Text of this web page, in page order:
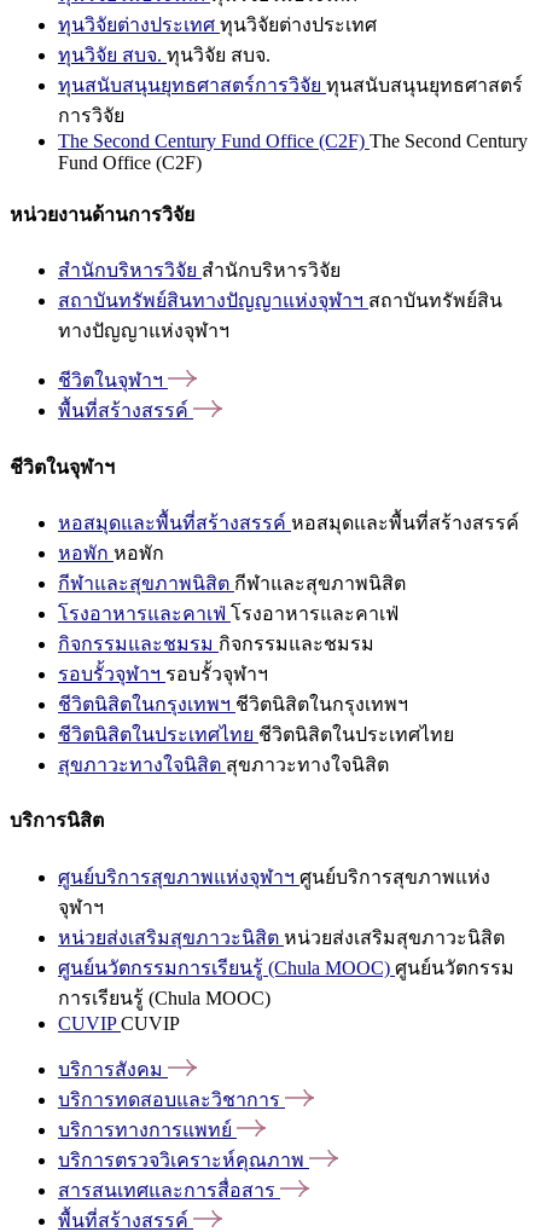
ทุนวิจัยต่างประเทศ ทุนวิจัยต่างประเทศ
ทุนวิจัย สบจ. ทุนวิจัย สบจ.
ทุนสนับสนุนยุทธศาสตร์การวิจัย ทุนสนับสนุนยุทธศาสตร์
การวิจัย
The Second Century Fund Office (C2F) The Second Century
Fund Office (C2F)
หน่วยงานด้านการวิจัย
สำนักบริหารวิจัย สำนักบริหารวิจัย
สถาบันทรัพย์สินทางปัญญาแห่งจุฬาฯ สถาบันทรัพย์สิน
ทางปัญญาแห่งจุฬาฯ
ชีวิตในจุฬาฯ
พื้นที่สร้างสรรค์
ชีวิตในจุฬาฯ
หอสมุดและพื้นที่สร้างสรรค์ หอสมุดและพื้นที่สร้างสรรค์
หอพัก หอพัก
กีฬาและสุขภาพนิสิต กีฬาและสุขภาพนิสิต
โรงอาหารและคาเฟ่ โรงอาหารและคาเฟ่
กิจกรรมและชมรม กิจกรรมและชมรม
รอบรั้วจุฬาฯ รอบรั้วจุฬาฯ
ชีวิตนิสิตในกรุงเทพฯ ชีวิตนิสิตในกรุงเทพฯ
ชีวิตนิสิตในประเทศไทย ชีวิตนิสิตในประเทศไทย
สุขภาวะทางใจนิสิต สุขภาวะทางใจนิสิต
บริการนิสิต
ศูนย์บริการสุขภาพแห่งจุฬาฯ ศูนย์บริการสุขภาพแห่ง
จุฬาฯ
หน่วยส่งเสริมสุขภาวะนิสิต หน่วยส่งเสริมสุขภาวะนิสิต
ศูนย์นวัตกรรมการเรียนรู้ (Chula MOOC) ศูนย์นวัตกรรม
การเรียนรู้ (Chula MOOC)
CUVIPCUVIP
บริการสังคม
บริการทดสอบและวิชาการ
บริการทางการแพทย์
บริการตรวจวิเคราะห์คุณภาพ
สารสนเทศและการสื่อสาร
พื้นที่สร้างสรรค์